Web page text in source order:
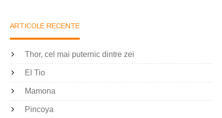
ARTICOLE RECENTE
Thor, cel mai puternic dintre zei
El Tio
Mamona
Pincoya